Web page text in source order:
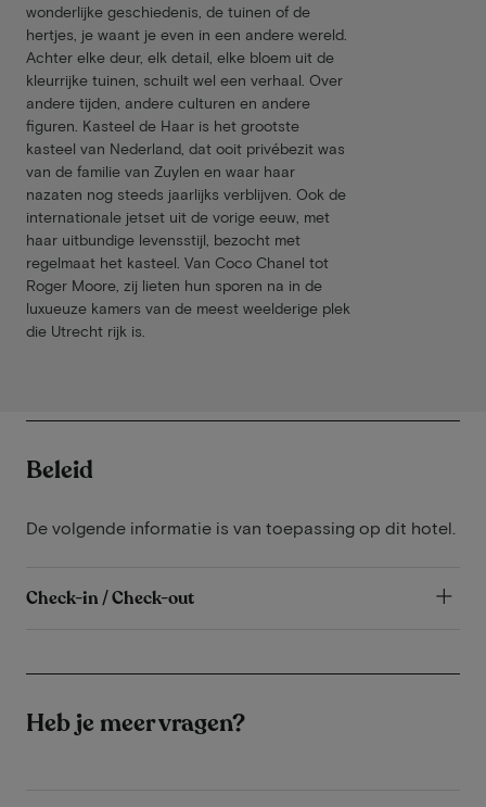
wonderlijke geschiedenis, de tuinen of de
hertjes, je waant je even in een andere wereld.
Achter elke deur, elk detail, elke bloem uit de
kleurrijke tuinen, schuilt wel een verhaal. Over
andere tijden, andere culturen en andere
figuren. Kasteel de Haar is het grootste
kasteel van Nederland, dat ooit privébezit was
van de familie van Zuylen en waar haar
nazaten nog steeds jaarlijks verblijven. Ook de
internationale jetset uit de vorige eeuw, met
haar uitbundige levensstijl, bezocht met
regelmaat het kasteel. Van Coco Chanel tot
Roger Moore, zij lieten hun sporen na in de
luxueuze kamers van de meest weelderige plek
die Utrecht rijk is.
Beleid
De volgende informatie is van toepassing op dit hotel.
Check-in / Check-out
Heb je meer vragen?